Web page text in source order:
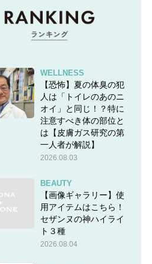
WELLNESS
【恐怖】夏の体臭の犯
人は「トイレのあのニ
オイ」と同じ！？特に
注意すべき体の部位と
は【皮膚ガス研究の第
一人者が解説】
2026.08.03
BEAUTY
【画像ギャラリー】使
用アイテムはこちら！
セザンヌの神ハイライ
ト３種
2026.08.04